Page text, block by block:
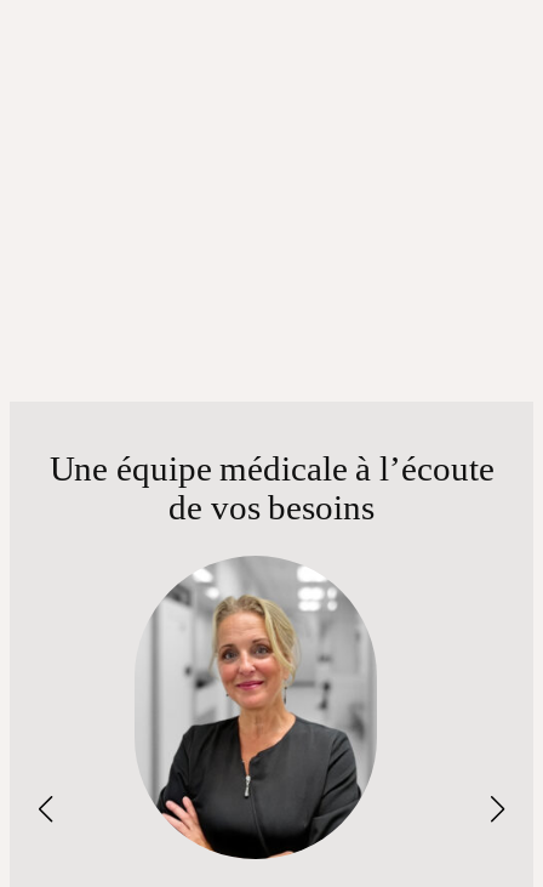
Une équipe médicale à l’écoute
de vos besoins